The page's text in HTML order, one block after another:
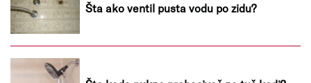
Šta ako ventil pusta vodu po zidu?